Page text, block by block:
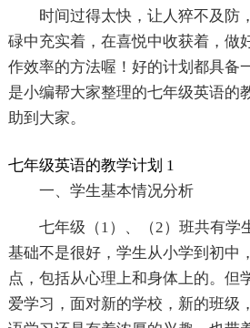
时间过得太快，让人猝不及防
碌中充实着，在喜悦中收获着，做
作效率的方法喔！好的计划都具备
是小编帮大家整理的七年级英语的
助到大家。
七年级英语的教学计划 1
一、学生基本情况分析
七年级（1）、（2）班共有学
基础不是很好，学生从小学到初中
点，包括从心理上和身体上的。但
爱学习，面对新的学校，新的班级